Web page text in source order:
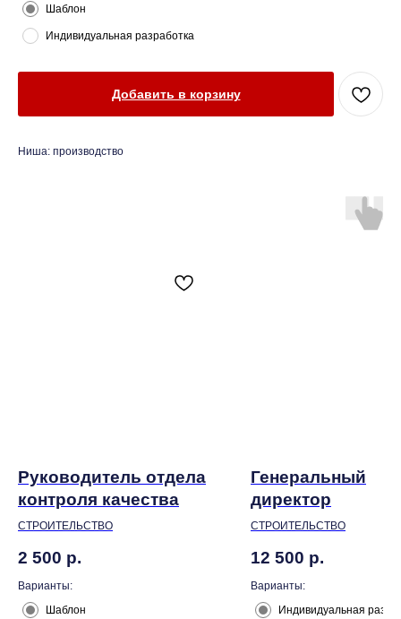
Шаблон
Индивидуальная разработка
Добавить в корзину
Ниша: производство
Руководитель отдела
контроля качества
СТРОИТЕЛЬСТВО
2 500 р.
Варианты:
Шаблон
Генеральный
директор
СТРОИТЕЛЬСТВО
12 500 р.
Варианты:
Индивидуальная